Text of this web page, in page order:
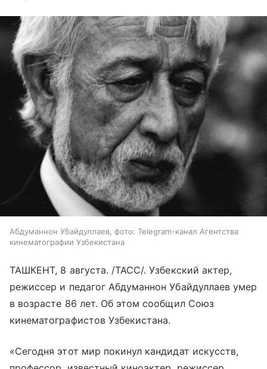
Абдуманнон Убайдуллаев, фото: Telegram-канал Агентства
кинематографии Узбекистана
ТАШКЕНТ, 8 августа. /ТАСС/. Узбекский актер,
режиссер и педагог Абдуманнон Убайдуллаев умер
в возрасте 86 лет. Об этом сообщил Союз
кинематографистов Узбекистана.
«Сегодня этот мир покинул кандидат искусств,